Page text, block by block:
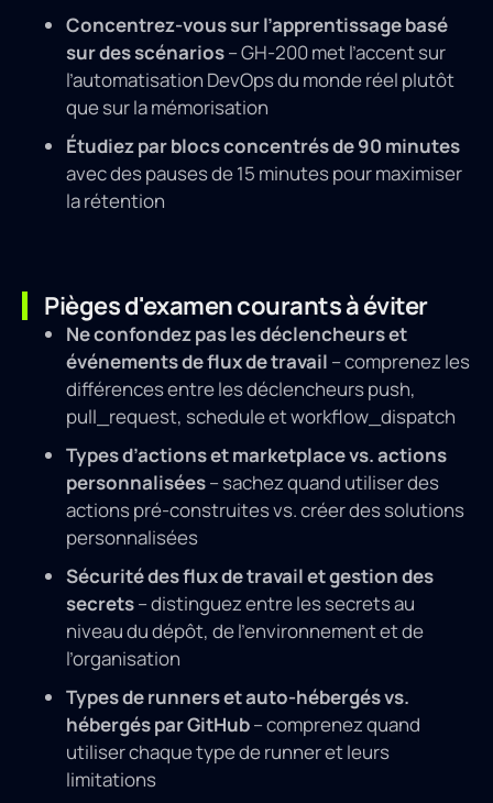
Concentrez-vous sur l’apprentissage basé
sur des scénarios– GH-200 met l’accent sur
l’automatisation DevOps du monde réel plutôt
que sur la mémorisation
Étudiez par blocs concentrés de 90 minutes
avec des pauses de 15 minutes pour maximiser
la rétention
Pièges d'examen courants à éviter
Ne confondez pas les déclencheurs et
événements de flux de travail – comprenez les
différences entre les déclencheurs push,
pull_request, schedule et workflow_dispatch
Types d’actions et marketplace vs. actions
personnalisées– sachez quand utiliser des
actions pré-construites vs. créer des solutions
personnalisées
Sécurité des flux de travail et gestion des
secrets– distinguez entre les secrets au
niveau du dépôt, de l’environnement et de
l’organisation
Types de runners et auto-hébergés vs.
hébergés par GitHub– comprenez quand
utiliser chaque type de runner et leurs
limitations